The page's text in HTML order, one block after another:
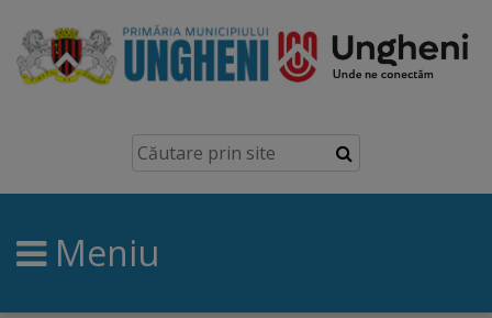
Ungheni
Prezentare
generală
Simbolurile
Meniu